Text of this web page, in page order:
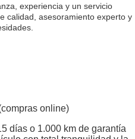
experiencia y un servicio
calidad, asesoramiento experto y
online)
días o 1.000 km de garantía